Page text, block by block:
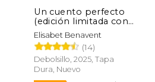
Un cuento perfecto
(edición limitada con
cantos tintados)
Elisabet Benavent
(14)
Debolsillo, 2025, Tapa
Dura, Nuevo